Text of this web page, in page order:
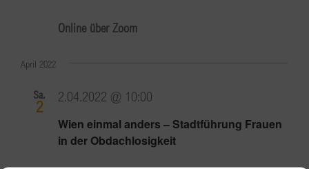
Online über Zoom
April 2022
Sa.
2
Wien einmal anders – Stadtführung Frauen
in der Obdachlosigkeit
2.04.2022 @ 10:00